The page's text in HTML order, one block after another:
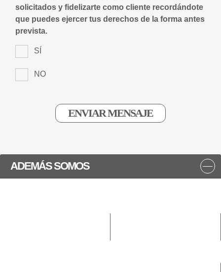
solicitados y fidelizarte como cliente recordándote
que puedes ejercer tus derechos de la forma antes
prevista.
SÍ
NO
ADEMÁS SOMOS